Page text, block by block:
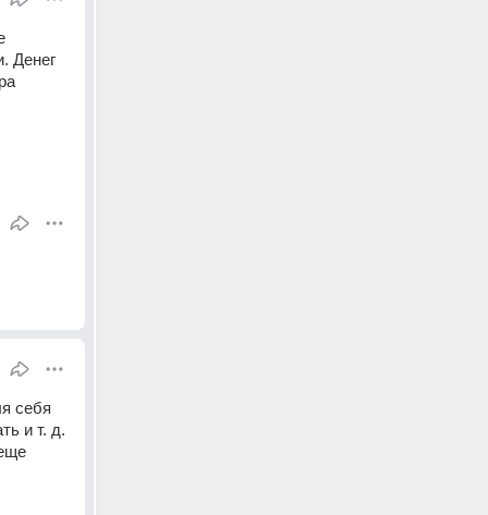
Денег
себя
и т. д.